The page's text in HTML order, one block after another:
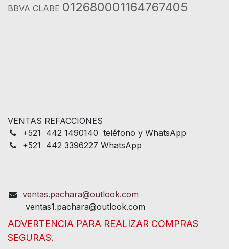
BBVA CLABE 012680001164767405
VENTAS REFACCIONES
+521 442 1490140 teléfono y WhatsApp
+521 442 3396227 WhatsApp
ventas.pachara@outlook.com
ventas1.pachara@outlook.com
ADVERTENCIA PARA REALIZAR COMPRAS
SEGURAS.